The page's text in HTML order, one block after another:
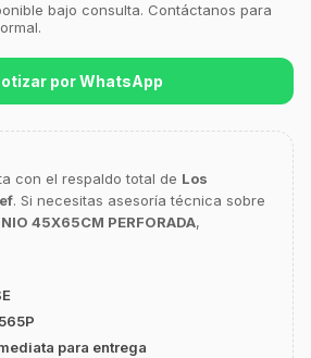
bajo consulta. Contáctanos para
por WhatsApp
con el respaldo total de Los
. Si necesitas asesoría técnica sobre
45X65CM PERFORADA,
para entrega
🍳 Soy GastroBot, tu asesor
profesional de GastroArt.
o utensilios?
industriales
y filipinas
de envío y entrega